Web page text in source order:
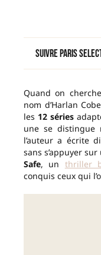
Suivre Paris
Quand on
nom d’Harlan
les 12 séries
une se distingue
l’auteur a écrite
sans s’appuyer
Safe, un thriller
conquis ceux qui